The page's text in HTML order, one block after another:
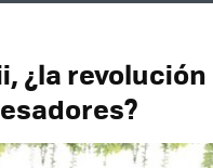
¿la revolución